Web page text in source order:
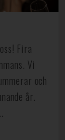
Fira
Vi
och
år.